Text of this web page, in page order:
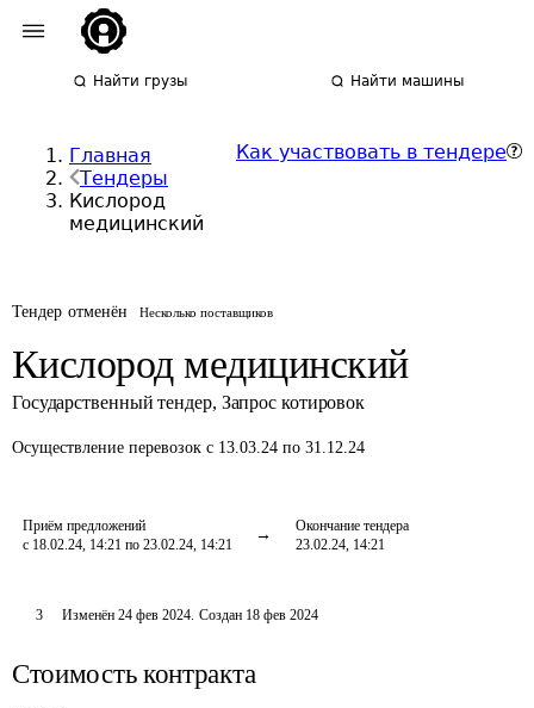
Найти грузы Найти машины
Главная
Тендеры
Кислород
медицинский
Как участвовать в тендере
Тендер отменён Несколько поставщиков
Кислород медицинский
Государственный тендер, Запрос котировок
Осуществление перевозок с 13.03.24 по 31.12.24
Приём предложений
с 18.02.24, 14:21 по 23.02.24, 14:21
Окончание тендера
23.02.24, 14:21
3 Изменён 24 фев 2024. Создан 18 фев 2024
Стоимость контракта